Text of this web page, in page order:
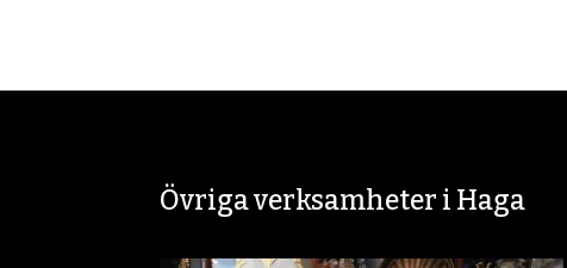
Övriga verksamheter i Haga